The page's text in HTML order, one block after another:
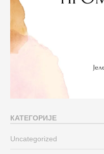
КАТЕГОРИЈЕ
Uncategorized